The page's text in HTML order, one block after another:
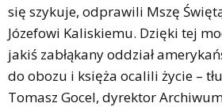
się szykuje, odprawili Mszę
Józefowi Kaliskiemu. Dzięki tej
jakiś zabłąkany oddział
do obozu i księża ocalili życie –
Tomasz Gocel, dyrektor